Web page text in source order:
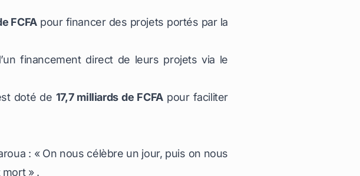
FCFApour financer des projets portés par la
financement direct de leurs projets via le
doté de 17,7 milliards de FCFApour faciliter
: « On nous célèbre un jour, puis on nous
mort ».